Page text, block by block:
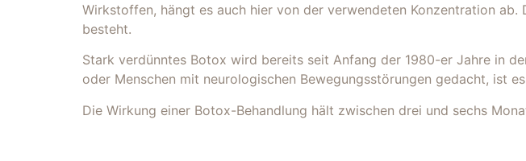
Wirkstoffen, hängt es auch hier von der verwendeten Konzentration
besteht.
Stark verdünntes Botox wird bereits seit Anfang der 1980-er Jahre in
oder Menschen mit neurologischen Bewegungsstörungen gedacht, ist
Die Wirkung einer Botox-Behandlung hält zwischen drei und sechs